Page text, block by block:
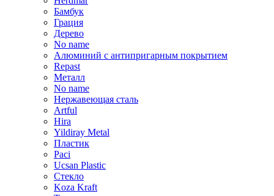
Бамбук
Грация
Дерево
No name
Алюминий с антипригарным покрытием
Repast
Металл
No name
Нержавеющая сталь
Artful
Hira
Yildiray Metal
Пластик
Paci
Ucsan Plastic
Стекло
Koza Kraft